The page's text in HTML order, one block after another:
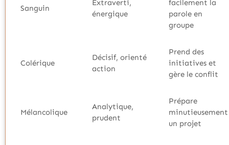
Sanguin
Extraverti,
énergique
facilement la
parole en
groupe
Colérique
Décisif, orienté
action
Prend des
initiatives et
gère le conflit
Mélancolique
Analytique,
prudent
Prépare
minutieusement
un projet